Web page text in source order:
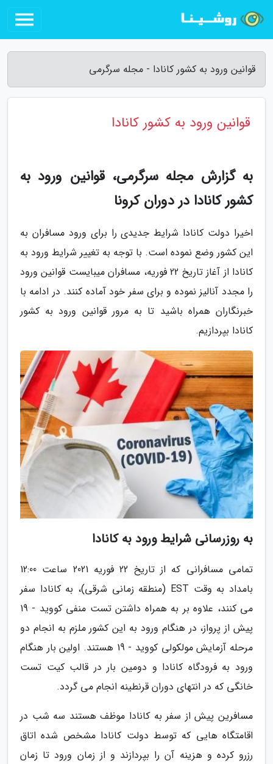
قوانین ورود به کشور کانادا - مجله سرگرمی
قوانین ورود به کشور کانادا
به گزارش مجله سرگرمی، قوانین ورود به
کشور کانادا در دوران کرونا
اخیرا دولت کانادا شرایط جدیدی را برای ورود مسافران به
این کشور وضع نموده است. با توجه به تغییر شرایط ورود به
کانادا از آغاز تاریخ 22 فوریه، مسافران میبایست قوانین ورود
را مجدد آنالیز نموده و برای سفر خود آماده کنند. در ادامه با
خبرنگاران همراه باشید تا به مرور قوانین ورود به کشور
کانادا بپردازیم.
به روزرسانی شرایط ورود به کانادا
تمامی مسافرانی که از تاریخ 22 فوریه 2021 ساعت 12:00
بامداد به وقت EST (منطقه زمانی شرقی)، به کانادا سفر
می کنند، علاوه بر به همراه داشتن تست منفی کووید - 19
پیش از پرواز، در هنگام ورود به این کشور ملزم به انجام دو
مرحله آزمایش مولکولی کووید - 19 هستند. اولین بار هنگام
ورود به فرودگاه کانادا و دومین بار در قالب کیت تست
خانگی که در انتهای دوران قرنطینه انجام می گردد.
مسافرین پیش از سفر به کانادا موظف هستند سه شب در
اقامتگاه هایی که توسط دولت کانادا مشخص شده اتاق
رزرو کرده و هزینه آن را بپردازند و از زمان ورود تا زمان